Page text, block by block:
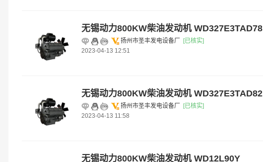
无锡动力800KW柴油发动机 WD327E3TAD78
扬州市圣丰发电设备厂
[已核实]
2023-04-13 12:51
无锡动力800KW柴油发动机 WD327E3TAD82
扬州市圣丰发电设备厂
[已核实]
2023-04-13 11:58
无锡动力800KW柴油发动机 WD12L90Y